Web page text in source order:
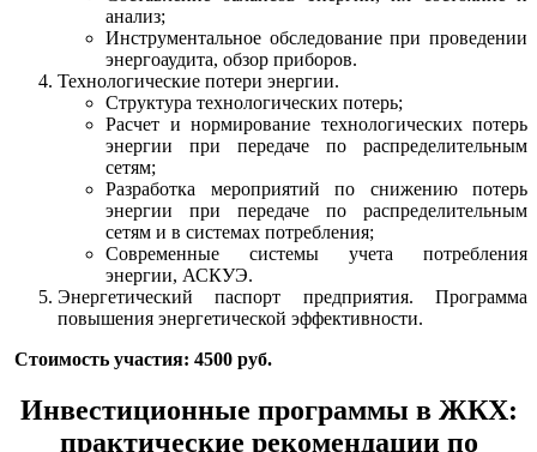
анализ;
Инструментальное обследование при проведении
энергоаудита, обзор приборов.
Технологические потери энергии.
Структура технологических потерь;
Расчет и нормирование технологических потерь
энергии при передаче по распределительным
сетям;
Разработка мероприятий по снижению потерь
энергии при передаче по распределительным
сетям и в системах потребления;
Современные системы учета потребления
энергии, АСКУЭ.
Энергетический паспорт предприятия. Программа
повышения энергетической эффективности.
Стоимость участия: 4500 руб.
Инвестиционные программы в ЖКХ:
практические рекомендации по